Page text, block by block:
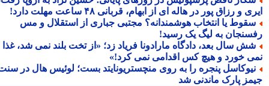
و رزاق پور در هاله ای از ابهام، قربانی ۴۸ ساعت مهلت دارد!
یا انتخاب هوشمندانه؟ مجتبی جباری از استقلال و مس
به لیگ یک رسید!
سال بعد، دادگاه مارادونا فریاد زد؛ «از تخت بلند نمی شد، غذا
خورد و هیچ کس اقدامی نمی کرد!»
پنجره را به روی منچستریونایتد بست؛ لوئیس هال در سنت
پارک ماندنی شد